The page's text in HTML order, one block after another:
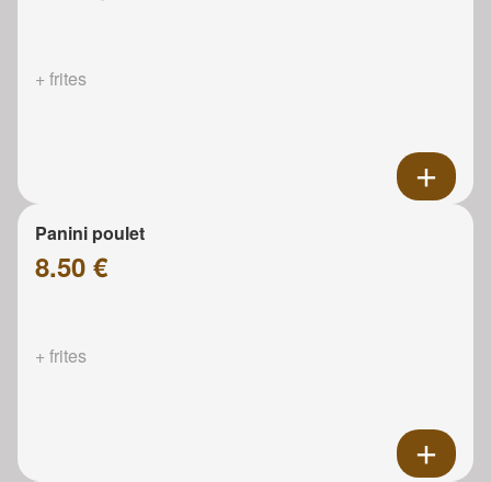
+ frites
Panini poulet
8.50 €
+ frites